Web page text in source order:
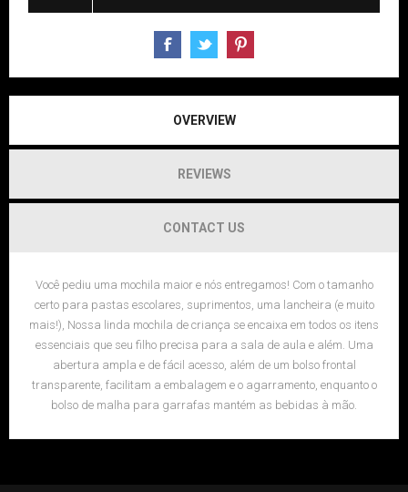
OVERVIEW
REVIEWS
CONTACT US
Você pediu uma mochila maior e nós entregamos! Com o tamanho
certo para pastas escolares, suprimentos, uma lancheira (e muito
mais!), Nossa linda mochila de criança se encaixa em todos os itens
essenciais que seu filho precisa para a sala de aula e além. Uma
abertura ampla e de fácil acesso, além de um bolso frontal
transparente, facilitam a embalagem e o agarramento, enquanto o
bolso de malha para garrafas mantém as bebidas à mão.